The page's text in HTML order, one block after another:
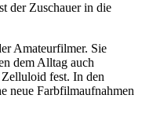
der Zuschauer in die
Amateurfilmer. Sie
dem Alltag auch
fest. In den
neue Farbfilmaufnahmen